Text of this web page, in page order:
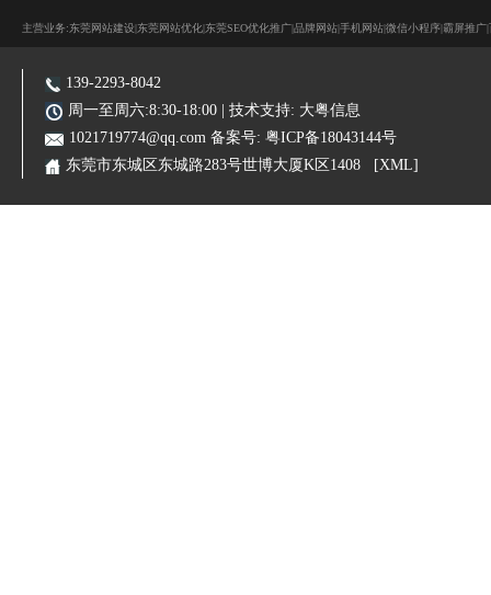
主营业务:东莞网站建设|东莞网站优化|东莞SEO优化推广|品牌网站|手机网站|微信小程序|霸屏推广
139-2293-8042
周一至周六:8:30-18:00 | 技术支持: 大粤信息
1021719774@qq.com 备案号: 粤ICP备18043144号
东莞市东城区东城路283号世博大厦K区1408
[XML]